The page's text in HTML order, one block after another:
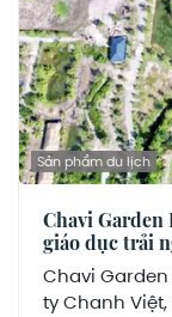
Sản phẩm du lịch
Chavi
giáo dục trải
Chavi
ty Chanh Việt,